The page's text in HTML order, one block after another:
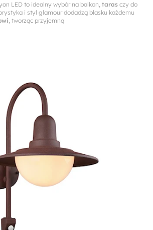
LED to idealny wybór na balkon, taras czy do
i styl glamour dodadzą blasku każdemu
, tworząc przyjemną